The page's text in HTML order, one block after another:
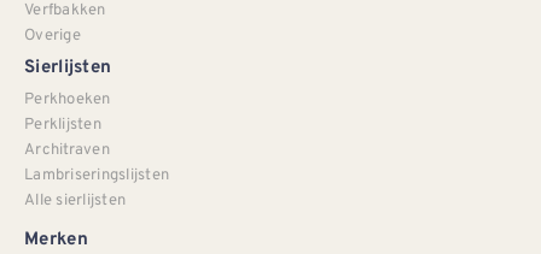
Verfbakken
Overige
Sierlijsten
Perkhoeken
Perklijsten
Architraven
Lambriseringslijsten
Alle sierlijsten
Merken